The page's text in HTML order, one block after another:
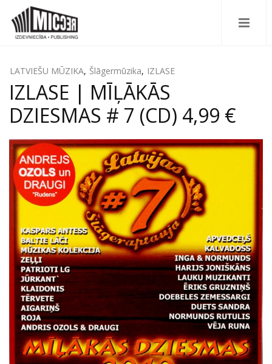
LATVIEŠU MŪZIKA, Šlāgermūzika, IZLASE
IZLASE | MĪĻĀKĀS
DZIESMAS # 7 (CD) 4,99 €